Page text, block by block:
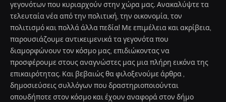
γεγονότων που κυριαρχούν στην χώρα μας. Ανακαλύψτε τα
τελευταία νέα από την πολιτική, την οικονομία, τον
πολιτισμό και πολλά άλλα πεδία! Με επιμέλεια και ακρίβεια,
παρουσιάζουμε αντικειμενικά τα γεγονότα που
διαμορφώνουν τον κόσμο μας, επιδιώκοντας να
προσφέρουμε στους αναγνώστες μας μια πλήρη εικόνα της
επικαιρότητας. Και βεβαιώς θα φιλοξενούμε άρθρα ,
δημοσιεύσεις συλλόγων που δραστηριοποιούνται
οπουδήποτε στον κόσμο και έχουν αναφορά στον δήμο